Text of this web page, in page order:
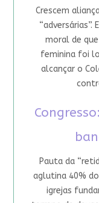
Crescem
“adversárias”.
moral de
feminina foi
alcançar o
Pauta da
aglutina 40%
igrejas